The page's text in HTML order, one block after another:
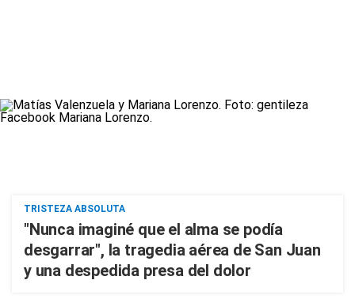
TRISTEZA ABSOLUTA
"Nunca imaginé que el alma se podía
desgarrar", la tragedia aérea de San Juan
y una despedida presa del dolor